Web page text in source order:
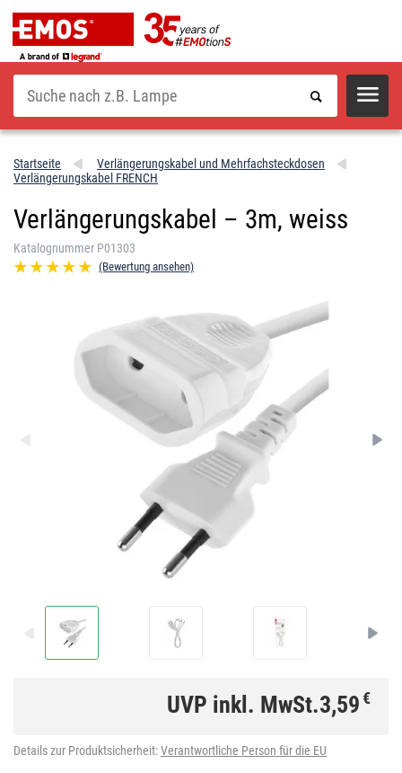
Suche
Startseite
Verlängerungskabel und Mehrfachsteckdosen
Verlängerungskabel FRENCH
Verlängerungskabel – 3m, weiss
Katalognummer P01303
(Bewertung ansehen)
UVP inkl. MwSt.3,59€
Details zur Produktsicherheit:Verantwortliche Person für die EU